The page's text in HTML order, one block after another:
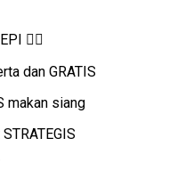
👇🏻
dan GRATIS
makan siang